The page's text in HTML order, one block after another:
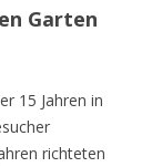
Garten
15 Jahren in
richteten